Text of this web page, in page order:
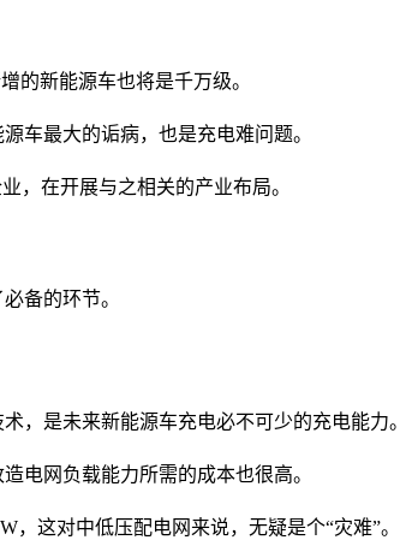
的新能源车也将是千万级。
车最大的诟病，也是充电难问题。
，在开展与之相关的产业布局。
备的环节。
，是未来新能源车充电必不可少的充电能力。
电网负载能力所需的成本也很高。
，这对中低压配电网来说，无疑是个“灾难”。